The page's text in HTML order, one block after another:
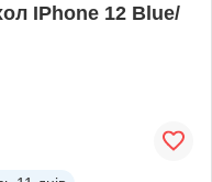
IPhone 12 Blue/